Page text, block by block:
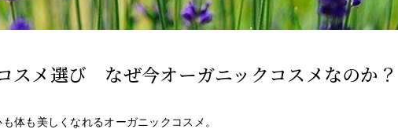
スメ選び なぜ今オーガニックコスメなのか？
体も美しくなれるオーガニックコスメ。